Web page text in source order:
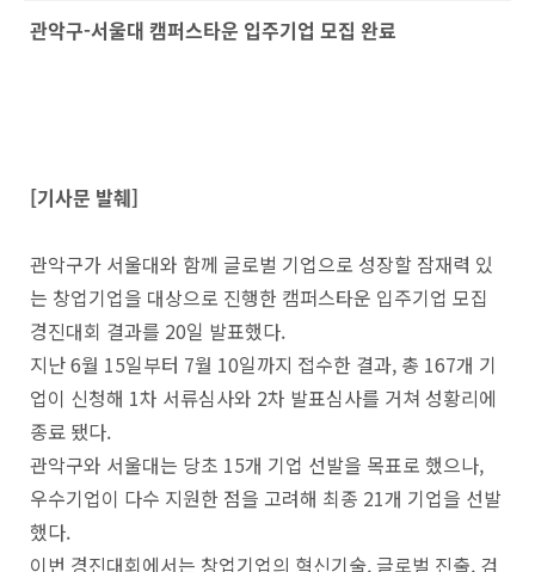
관악구-서울대 캠퍼스타운 입주기업 모집 완료
[기사문 발췌]
관악구가 서울대와 함께 글로벌 기업으로 성장할 잠재력 있
는 창업기업을 대상으로 진행한 캠퍼스타운 입주기업 모집
경진대회 결과를 20일 발표했다.
지난 6월 15일부터 7월 10일까지 접수한 결과, 총 167개 기
업이 신청해 1차 서류심사와 2차 발표심사를 거쳐 성황리에
종료 됐다.
관악구와 서울대는 당초 15개 기업 선발을 목표로 했으나,
우수기업이 다수 지원한 점을 고려해 최종 21개 기업을 선발
했다.
이번 경진대회에서는 창업기업의 혁신기술, 글로벌 진출, 검